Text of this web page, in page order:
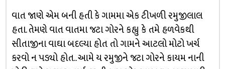
વાત જાણે એમ બની હતી કે ગામમા એક ટીખળી રમુજીલાલ
હતા. તેમણે વાત વાતમા જટા ગોરને કહ્યુ કે તમે હળવેકથી
સીતાજીના વાઘા બદલ્યા હોત તો ગામને આટલો મોટો ખર્ચ
કરવો ન પડ્યો હોત.. આમે ય રમુજીને જટા ગોરને કાયમ નાની